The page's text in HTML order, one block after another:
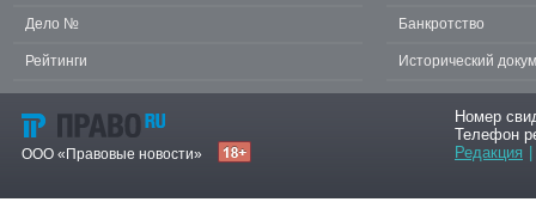
Дело №
Рейтинги
Банкротство
Исторический
ООО «Правовые новости»
Номер
Телефон
Редакция